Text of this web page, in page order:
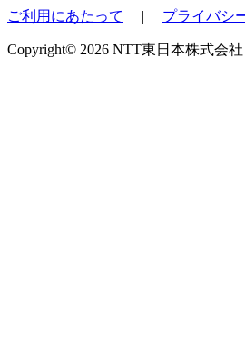
ご利用にあたって | プライバシ
Copyright© 2026 NTT東日本株式会